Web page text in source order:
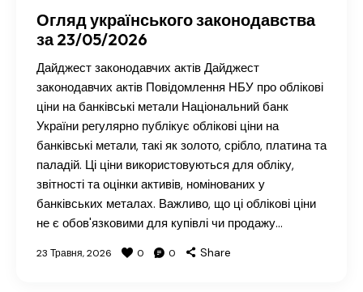
Огляд українського законодавства
за 23/05/2026
Дайджест законодавчих актів Дайджест
законодавчих актів Повідомлення НБУ про облікові
ціни на банківські метали Національний банк
України регулярно публікує облікові ціни на
банківські метали, такі як золото, срібло, платина та
паладій. Ці ціни використовуються для обліку,
звітності та оцінки активів, номінованих у
банківських металах. Важливо, що ці облікові ціни
не є обов'язковими для купівлі чи продажу…
23 Травня, 2026 0 0 Share